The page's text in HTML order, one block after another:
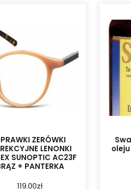
ZERÓWKI
LENONKI
SUNOPTIC AC23F
+ PANTERKA
119.00zł